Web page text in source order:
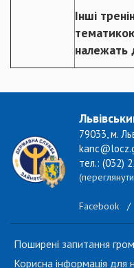
Інші
належать
79033, м.
тел.: (032)
Facebook /
Поширені запитання
Корисна інформація для